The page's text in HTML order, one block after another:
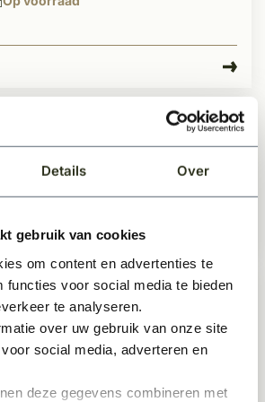
Details Over
gebruik van cookies
om content en advertenties te
functies voor social media te bieden
te analyseren.
over uw gebruik van onze site
social media, adverteren en
deze gegevens combineren met
Op voorraad
Gehengen Hoek-model 60cm
Op voorraad
scharnier zwart gesmeed